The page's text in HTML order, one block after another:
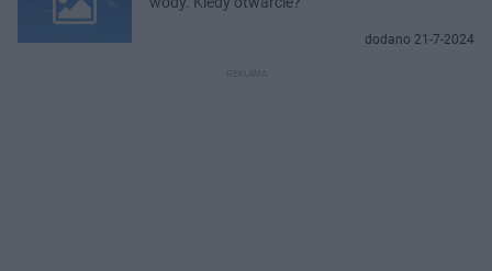
dodano 21-7-2024